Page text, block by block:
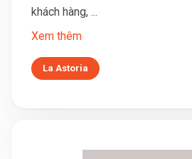
khách hàng, ...
Xem thêm
La Astoria